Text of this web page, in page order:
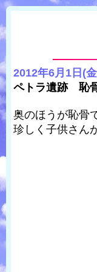
2012年6月1日(
ペトラ遺跡 恥
奥のほうが恥骨
珍しく子供さん